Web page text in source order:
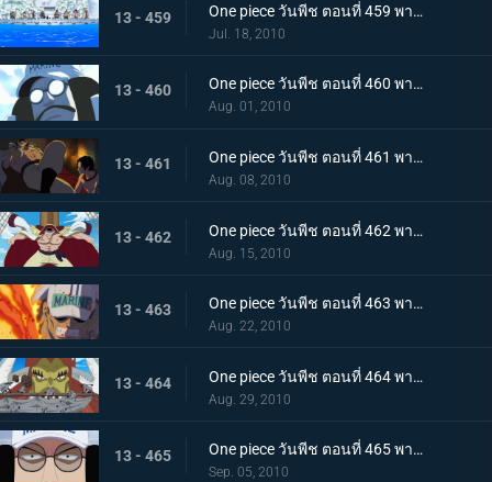
13 - 459 One piece วันพีช ตอนที่ 459 พากย์ไทย เวลาออกศึกใกล้มาถึง! ทัพแกร่งไร้เทียมทานของกองทัพเรือ!
Jul. 18, 2010
13 - 460 One piece วันพีช ตอนที่ 460 พากย์ไทย กองเรือมหึมาปรากฏ! กลุ่มโจรสลัดหนวดขาวบุกมาแล้ว
Aug. 01, 2010
13 - 461 One piece วันพีช ตอนที่ 461 พากย์ไทย ศึกตัดสินเริ่มเปิดม่าน! อดีตระหว่าง เอส กับ หนวดขาว!
Aug. 08, 2010
13 - 462 One piece วันพีช ตอนที่ 462 พากย์ไทย พลังทำลายล้างโลก! ความสามารถของ ผลกุระ-กุระ
Aug. 15, 2010
13 - 463 One piece วันพีช ตอนที่ 463 พากย์ไทย เผาทุกสิ่งจนมอดไหม้!! พลังของพลเรือเอกอาคาอินุ!
Aug. 22, 2010
13 - 464 One piece วันพีช ตอนที่ 464 พากย์ไทย ลูกหลานของปีศาจ! ลิตเติ้ลออสจูเนียร์! จู่โจม
Aug. 29, 2010
13 - 465 One piece วันพีช ตอนที่ 465 พากย์ไทย ผู้ชนะเท่านั้นที่ถูกต้อง! แผนของเซ็นโงคุเริ่มออกลาย!
Sep. 05, 2010